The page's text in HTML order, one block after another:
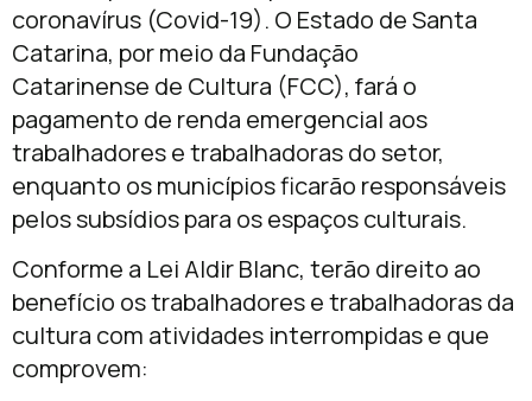
coronavírus (Covid-19). O Estado de Santa
Catarina, por meio da Fundação
Catarinense de Cultura (FCC), fará o
pagamento de renda emergencial aos
trabalhadores e trabalhadoras do setor,
enquanto os municípios ficarão responsáveis
pelos subsídios para os espaços culturais.
Conforme a Lei Aldir Blanc, terão direito ao
benefício os trabalhadores e trabalhadoras da
cultura com atividades interrompidas e que
comprovem: